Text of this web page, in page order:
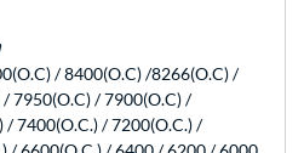
/ 8400(O.C) /8266(O.C) /
7950(O.C) / 7900(O.C) /
/ 7400(O.C.) / 7200(O.C.) /